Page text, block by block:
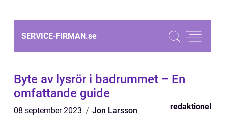
SERVICE-FIRMAN.se
Byte av lysrör i badrummet – En
omfattande guide
08 september 2023 Jon Larsson redaktionel